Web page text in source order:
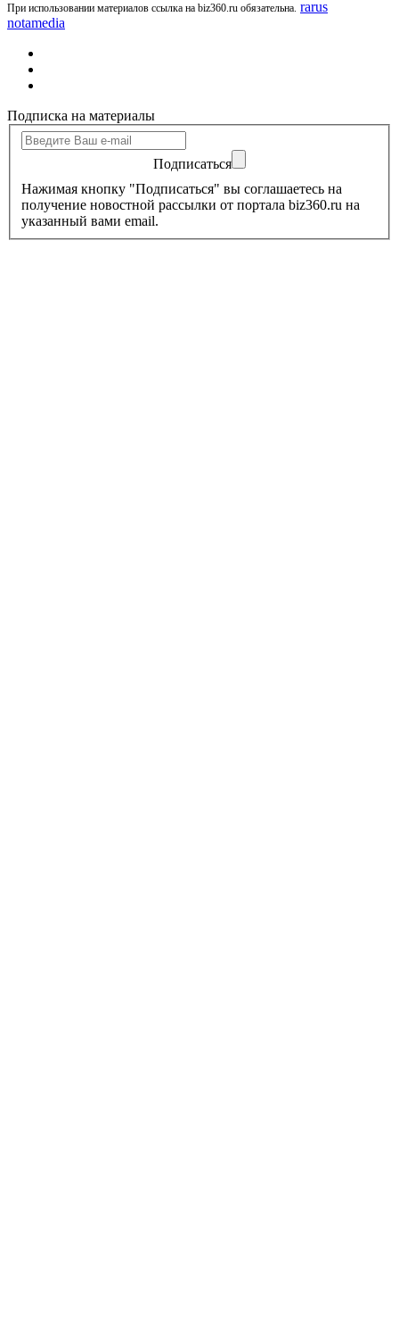
При использовании материалов ссылка на biz360.ru обязательна. rarus
notamedia
Подписка на материалы
Подписаться
Нажимая кнопку "Подписаться" вы соглашаетесь на
получение новостной рассылки от портала biz360.ru на
указанный вами email.